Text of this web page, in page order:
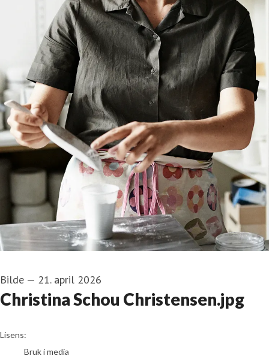
Bilde — 21. april 2026
Christina Schou Christensen.jpg
Bo Johannsen
Lisens:
Bruk i media